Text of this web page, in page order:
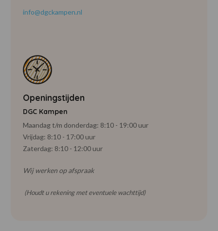
info@dgckampen.nl
Openingstijden
DGC Kampen
Maandag t/m donderdag: 8:10 - 19:00 uur
Vrijdag: 8:10 - 17:00 uur
Zaterdag: 8:10 - 12:00 uur
Wij werken op afspraak
(Houdt u rekening met eventuele wachttijd)